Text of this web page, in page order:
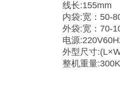
线长:155mm
内袋:宽：50-
外袋:宽：70-
电源
外型尺寸
整机重量